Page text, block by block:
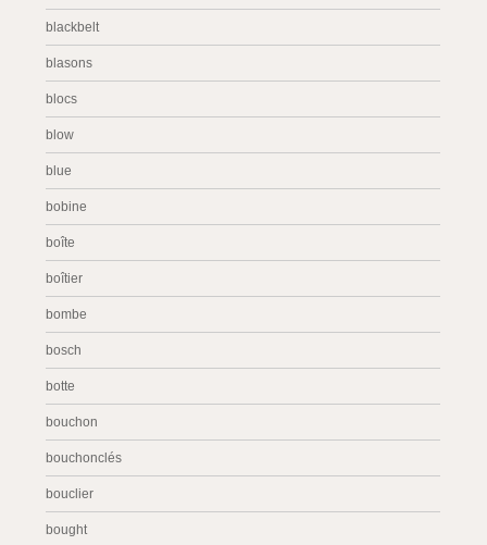
blackbelt
blasons
blocs
blow
blue
bobine
boîte
boîtier
bombe
bosch
botte
bouchon
bouchonclés
bouclier
bought